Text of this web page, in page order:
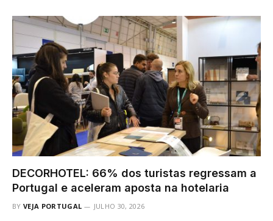
DECORHOTEL: 66% dos turistas regressam a
Portugal e aceleram aposta na hotelaria
BY VEJA PORTUGAL JULHO 30, 2026